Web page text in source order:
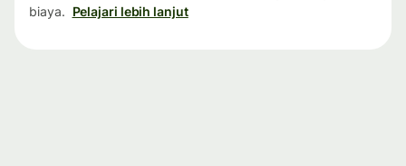
biaya. Pelajari lebih lanjut